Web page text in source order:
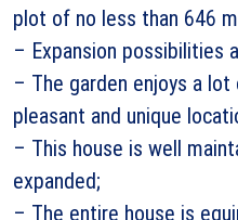
plot of no less than 646
– Expansion possibilities
– The garden enjoys a
pleasant and unique
– This house is well
expanded;
– The entire house is